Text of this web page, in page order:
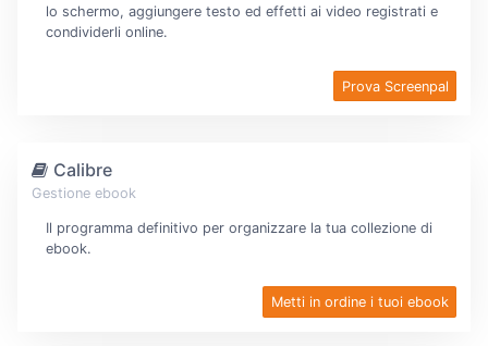
lo schermo, aggiungere testo ed effetti ai video registrati e
condividerli online.
Prova Screenpal
Calibre
Gestione ebook
Il programma definitivo per organizzare la tua collezione di
ebook.
Metti in ordine i tuoi ebook